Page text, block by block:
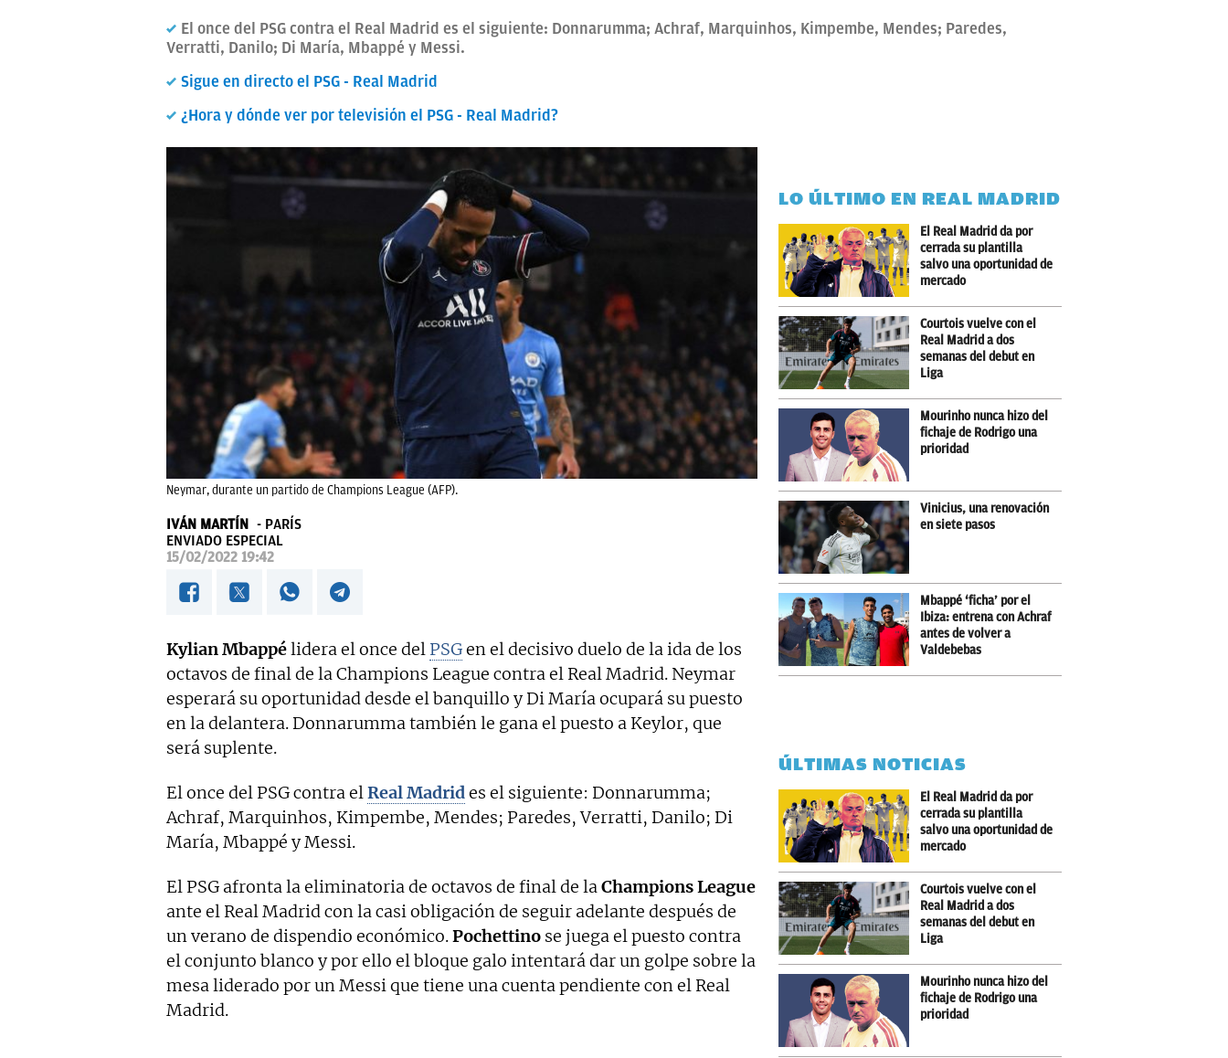
El once del PSG contra el Real Madrid es el siguiente: Donnarumma; Achraf, Marquinhos, Kimpembe, Mendes; Paredes,
Verratti, Danilo; Di María, Mbappé y Messi.
Sigue en directo el PSG - Real Madrid
¿Hora y dónde ver por televisión el PSG - Real Madrid?
Neymar, durante un partido de Champions League (AFP).
IVÁN MARTÍN
PARÍS
ENVIADO ESPECIAL
15/02/2022 19:42
Kylian Mbappélidera el once del PSGen el decisivo duelo de la ida de los
octavos de final de la Champions League contra el Real Madrid. Neymar
esperará su oportunidad desde el banquillo y Di María ocupará su puesto
en la delantera. Donnarumma también le gana el puesto a Keylor, que
será suplente.
El once del PSG contra elReal Madrides el siguiente: Donnarumma;
Achraf, Marquinhos, Kimpembe, Mendes; Paredes, Verratti, Danilo; Di
María, Mbappé y Messi.
El PSG afronta la eliminatoria de octavos de final de laChampions League
ante el Real Madrid con la casi obligación de seguir adelante después de
un verano de dispendio económico.Pochettino se juega el puesto contra
el conjunto blanco y por ello el bloque galo intentará dar un golpe sobre la
mesa liderado por un Messi que tiene una cuenta pendiente con el Real
Madrid.
LO ÚLTIMO EN REAL MADRID
El Real Madrid da por
cerrada su plantilla
salvo una oportunidad de
mercado
Courtois vuelve con el
Real Madrid a dos
semanas del debut en
Liga
Mourinho nunca hizo del
fichaje de Rodrigo una
prioridad
Vinicius, una renovación
en siete pasos
Mbappé ‘ficha’ por el
Ibiza: entrena con Achraf
antes de volver a
Valdebebas
ÚLTIMAS NOTICIAS
El Real Madrid da por
cerrada su plantilla
salvo una oportunidad de
mercado
Courtois vuelve con el
Real Madrid a dos
semanas del debut en
Liga
Mourinho nunca hizo del
fichaje de Rodrigo una
prioridad